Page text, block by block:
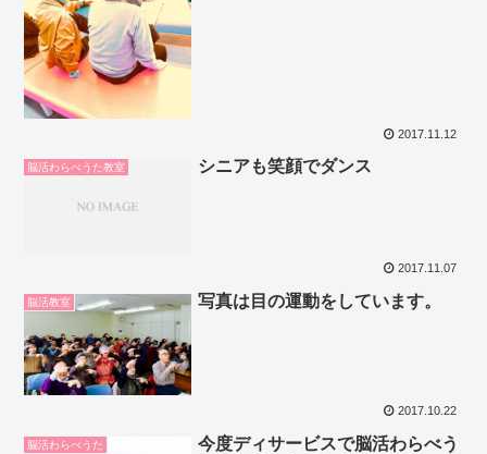
2017.11.12
脳活わらべうた教室 シニアも笑顔でダンス
2017.11.07
脳活教室 写真は目の運動をしています。
2017.10.22
脳活わらべうた
今度ディサービスで脳活わらべう